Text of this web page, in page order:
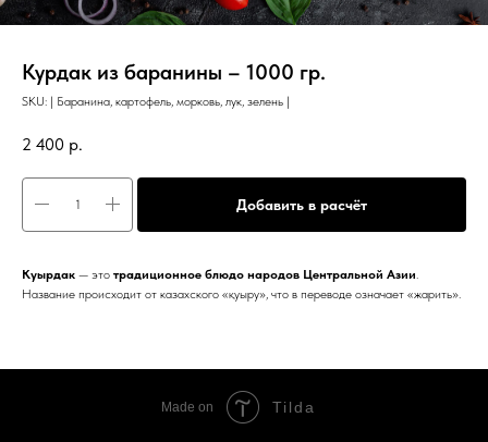
Курдак из баранины – 1000 гр.
SKU: | Баранина, картофель, морковь, лук, зелень |
2 400 р.
Добавить в расчёт
Куырдак — это традиционное блюдо народов Центральной Азии.
Название происходит от казахского «қуыру», что в переводе означает «жарить».
Made on Tilda